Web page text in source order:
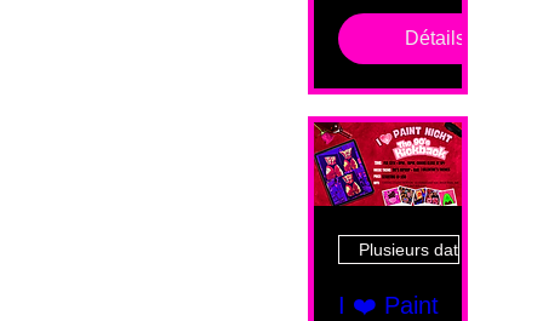
Détails
Plusieurs dates
I ❤️ Paint